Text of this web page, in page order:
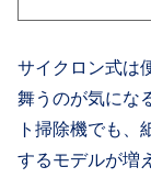
サイクロン式は
舞うのが気にな
ト掃除機でも、
するモデルが増